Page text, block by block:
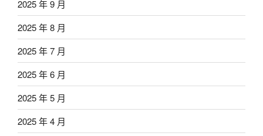
2025 年 9 月
2025 年 8 月
2025 年 7 月
2025 年 6 月
2025 年 5 月
2025 年 4 月